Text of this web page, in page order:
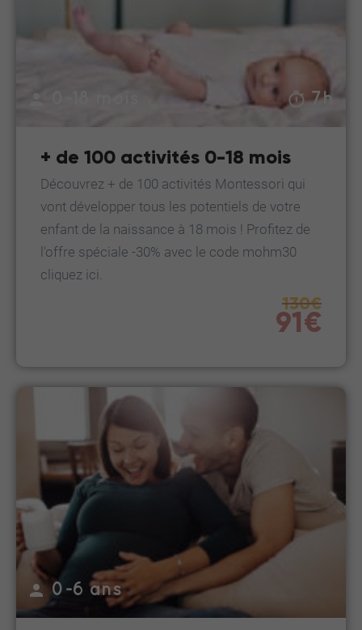
7h
+ de 100 activités 0-18 mois
Découvrez + de 100 activités Montessori qui
vont développer tous les potentiels de votre
enfant de la naissance à 18 mois ! Profitez de
l'offre spéciale -30% avec le code mohm30
cliquez ici.
130€
91€
0-6 ans